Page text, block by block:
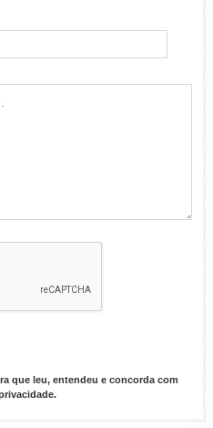
que leu, entendeu e concorda com
.